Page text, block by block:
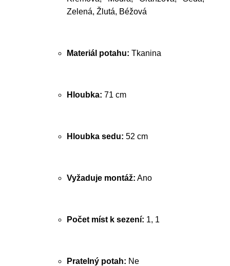
Zelená, Žlutá, Béžová
Materiál potahu: Tkanina
Hloubka: 71 cm
Hloubka sedu: 52 cm
Vyžaduje montáž: Ano
Počet míst k sezení: 1, 1
Pratelný potah: Ne